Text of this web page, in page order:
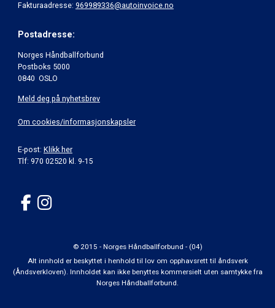
Fakturaadresse: 969989336@autoinvoice.no
Postadresse:
Norges Håndballforbund
Postboks 5000
0840 OSLO
Meld deg på nyhetsbrev
Om cookies/informasjonskapsler
E-post: Klikk her
Tlf: 970 02520 kl. 9-15
© 2015 - Norges Håndballforbund - (04)
Alt innhold er beskyttet i henhold til lov om opphavsrett til åndsverk
(Åndsverkloven). Innholdet kan ikke benyttes kommersielt uten samtykke fra
Norges Håndballforbund.